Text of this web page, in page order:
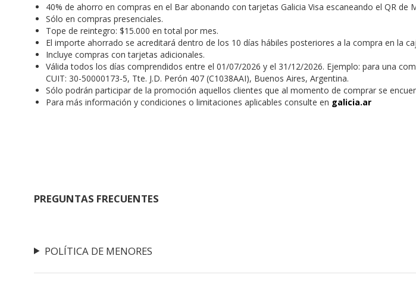
40% de ahorro en compras en el Bar abonando con tarjetas Galicia Visa escaneando el QR de
Sólo en compras presenciales.
Tope de reintegro: $15.000 en total por mes.
El importe ahorrado se acreditará dentro de los 10 días hábiles posteriores a la compra en la
Incluye compras con tarjetas adicionales.
Válida todos los días comprendidos entre el 01/07/2026 y el 31/12/2026. Ejemplo: para una
CUIT: 30-50000173-5, Tte. J.D. Perón 407 (C1038AAI), Buenos Aires, Argentina.
Sólo podrán participar de la promoción aquellos clientes que al momento de comprar se
Para más información y condiciones o limitaciones aplicables consulte en galicia.ar
PREGUNTAS FRECUENTES
POLÍTICA DE MENORES